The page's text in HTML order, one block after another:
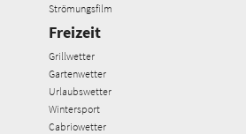
Strömungsfilm
Freizeit
Grillwetter
Gartenwetter
Urlaubswetter
Wintersport
Cabriowetter